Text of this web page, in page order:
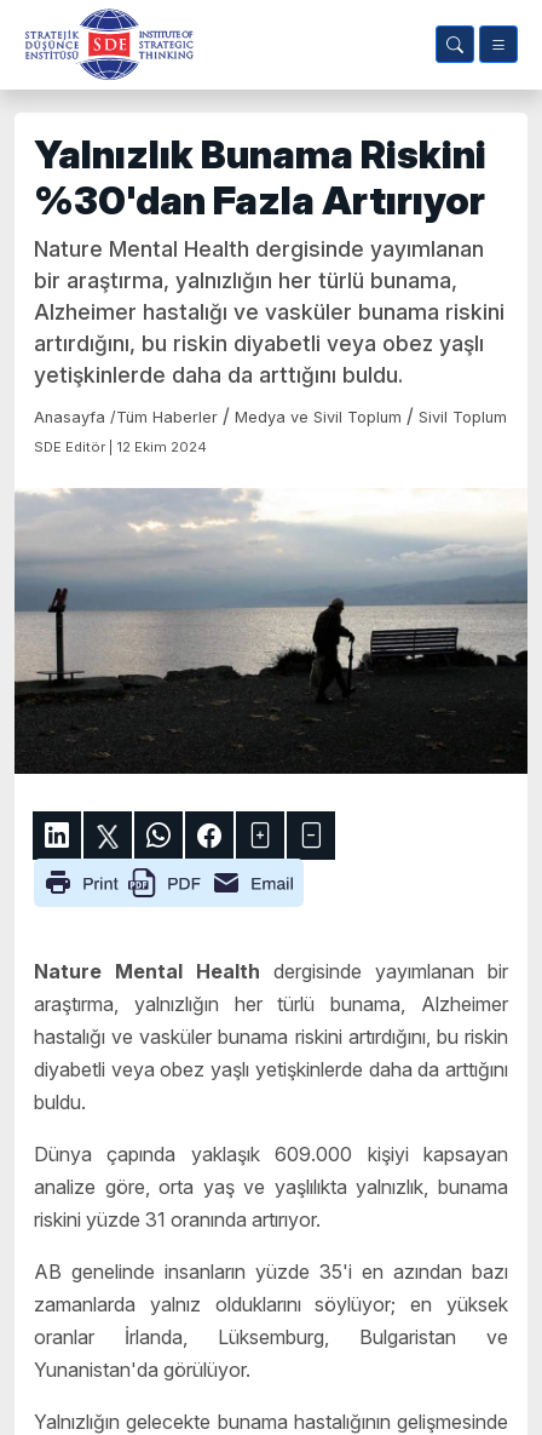
Yalnızlık Bunama Riskini
%30'dan Fazla Artırıyor
Nature Mental Health dergisinde yayımlanan
bir araştırma, yalnızlığın her türlü bunama,
Alzheimer hastalığı ve vasküler bunama riskini
artırdığını, bu riskin diyabetli veya obez yaşlı
yetişkinlerde daha da arttığını buldu.
Anasayfa /Tüm Haberler / Medya ve Sivil Toplum / Sivil Toplum
SDE Editör | 12 Ekim 2024
Nature Mental Health dergisinde yayımlanan bir
araştırma, yalnızlığın her türlü bunama, Alzheimer
hastalığı ve vasküler bunama riskini artırdığını, bu riskin
diyabetli veya obez yaşlı yetişkinlerde daha da arttığını
buldu.
Dünya çapında yaklaşık 609.000 kişiyi kapsayan
analize göre, orta yaş ve yaşlılıkta yalnızlık, bunama
riskini yüzde 31 oranında artırıyor.
AB genelinde insanların yüzde 35'i en azından bazı
zamanlarda yalnız olduklarını söylüyor; en yüksek
oranlar İrlanda, Lüksemburg, Bulgaristan ve
Yunanistan'da görülüyor.
Yalnızlığın gelecekte bunama hastalığının gelişmesinde